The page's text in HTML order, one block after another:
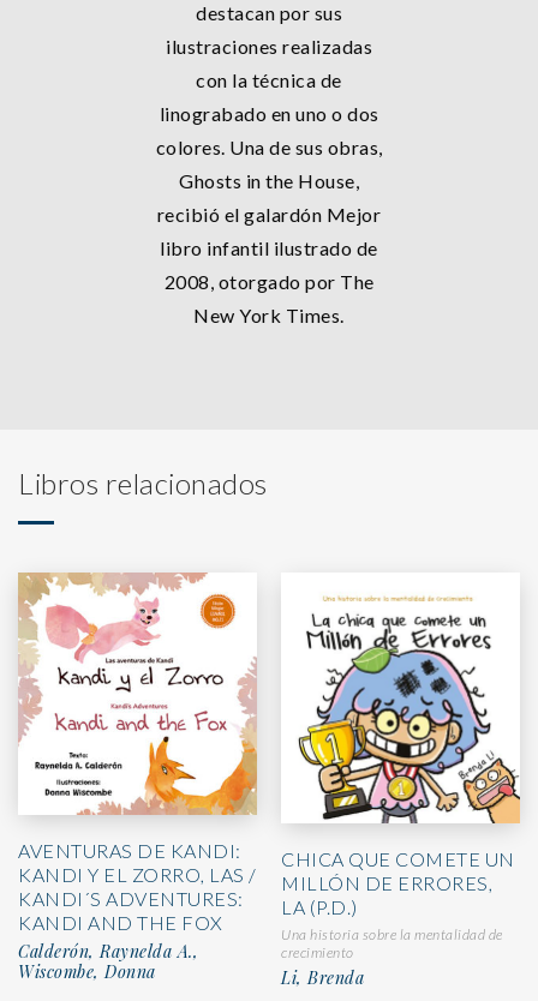
destacan por sus
ilustraciones realizadas
con la técnica de
linograbado en uno o dos
colores. Una de sus obras,
Ghosts in the House,
recibió el galardón Mejor
libro infantil ilustrado de
2008, otorgado por The
New York Times.
Libros relacionados
AVENTURAS DE KANDI:
KANDI Y EL ZORRO, LAS /
KANDI´S ADVENTURES:
KANDI AND THE FOX
Calderón, Raynelda A.,
Wiscombe, Donna
CHICA QUE COMETE UN
MILLÓN DE ERRORES,
LA (P.D.)
Una historia sobre la mentalidad de
crecimiento
Li, Brenda